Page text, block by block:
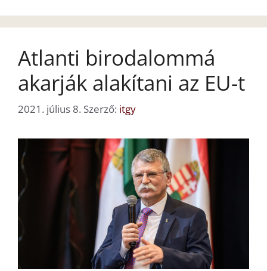
Atlanti birodalommá
akarják alakítani az EU-t
2021. július 8. Szerző: itgy